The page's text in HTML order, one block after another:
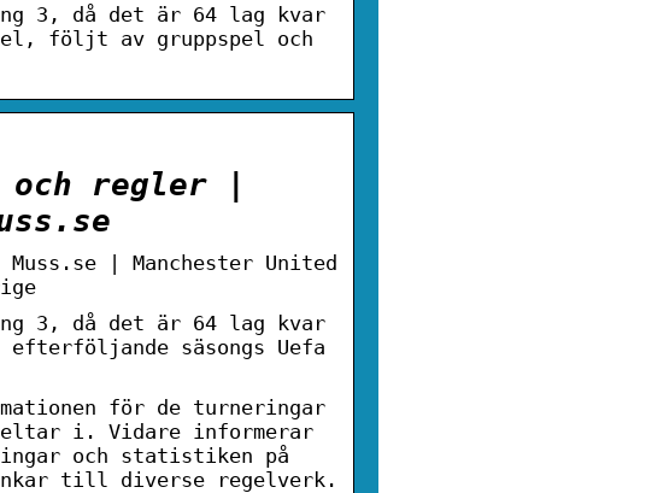
3, då det är 64 lag kvar
följt av gruppspel och
och regler |
| Manchester United
3, då det är 64 lag kvar
säsongs Uefa
för de turneringar
i. Vidare informerar
och statistiken på
till diverse regelverk.